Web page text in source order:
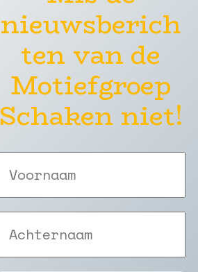
nieuwsberich
ten van de
Motiefgroep
Schaken niet!